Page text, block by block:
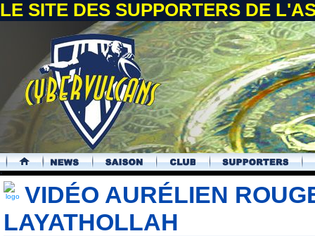
LE SITE DES SUPPORTERS DE
.
VIDÉO AURÉLIEN
LAYATHOLLAH